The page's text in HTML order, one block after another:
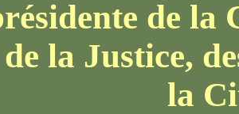
de la
la Justice,
la